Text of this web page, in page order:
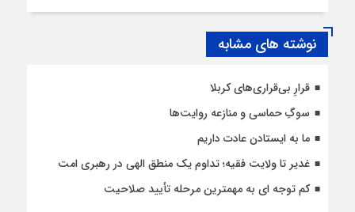
نوشته های مشابه
قرارِ بی‌قراری‌های کربلا
سوگِ حماسی و منازعه روایت‌ها
ما به ایستادن عادت داریم
غدیر تا ولایت فقیه؛ تداوم یک منطق الهی در رهبری امت
کم توجه ای به مهمترین مرحله تأیید صلاحیت